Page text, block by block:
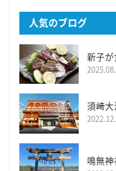
人気のブログ
新子が
須﨑大
鳴無